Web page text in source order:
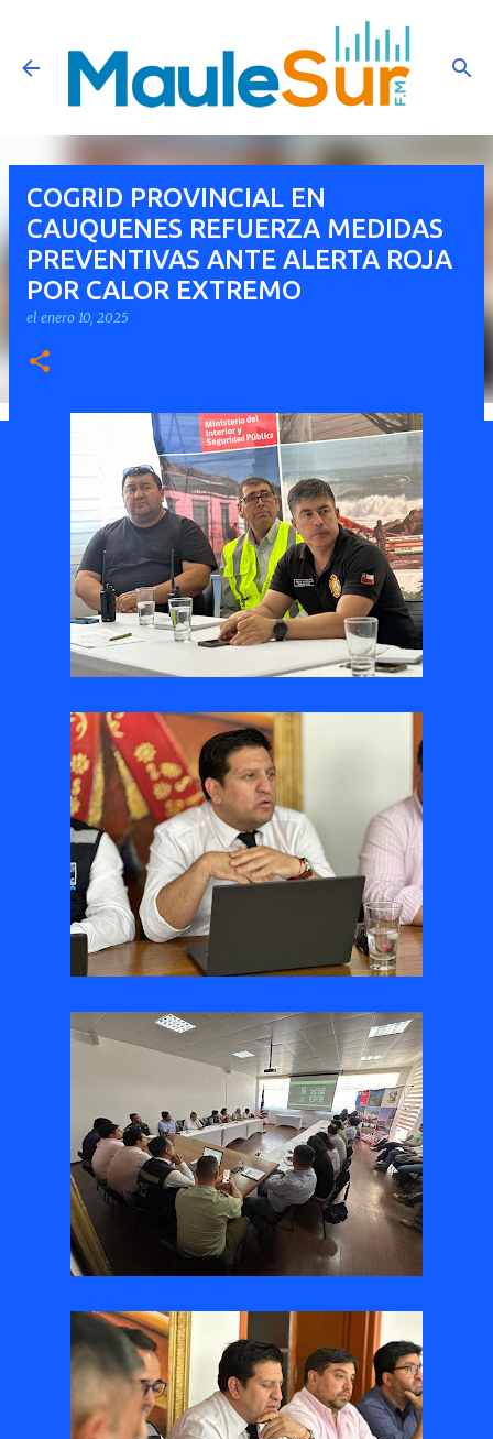
Ir al contenido principal
COGRID PROVINCIAL EN
CAUQUENES REFUERZA MEDIDAS
PREVENTIVAS ANTE ALERTA ROJA
POR CALOR EXTREMO
el enero 10, 2025